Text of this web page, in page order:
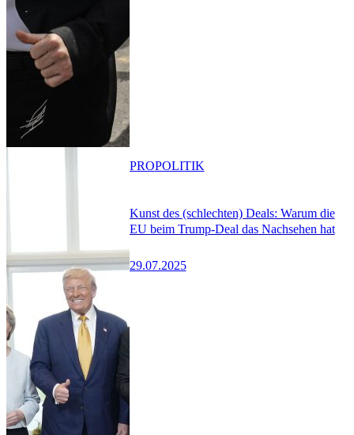
Kunst des (schlechten) Deals: Warum die
EU beim Trump-Deal das Nachsehen hat
29.07.2025
PROPOLITIK